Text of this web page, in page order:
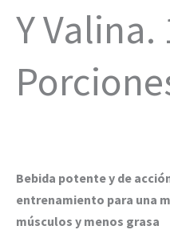
Y Valina.
Bebida potente y de
entrenamiento para una
músculos y menos grasa